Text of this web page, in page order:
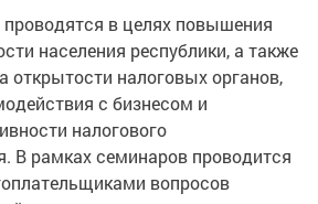
населения республики, а также
открытости налоговых органов,
с бизнесом и
налогового
В рамках семинаров проводится
вопросов
практики налогового